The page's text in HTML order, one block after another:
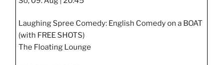
Laughing Spree Comedy: English Comedy on a BOAT
(with FREE SHOTS)
The Floating Lounge